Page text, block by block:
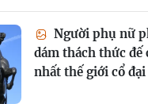
Người phụ nữ
dám thách thức đế
nhất thế giới cổ đại